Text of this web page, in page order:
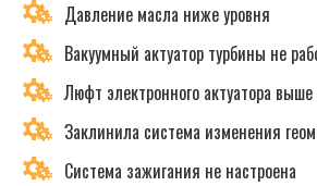
Давление масла ниже уровня
Вакуумный актуатор турбины не
Люфт электронного актуатора
Заклинила система изменения
Система зажигания не настроена